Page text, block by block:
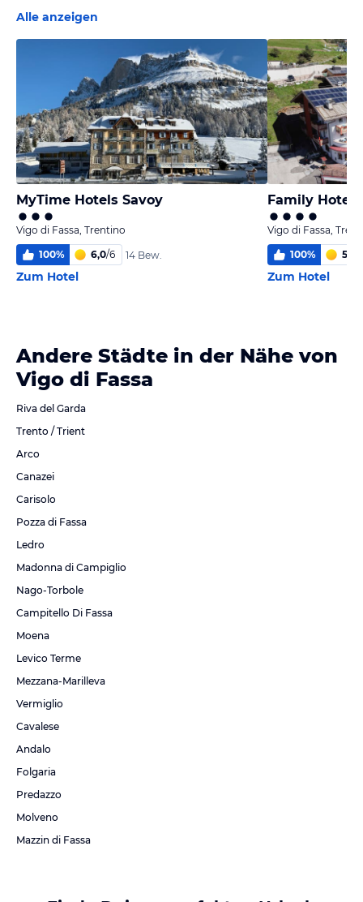
Alle anzeigen
MyTime Hotels Savoy
Vigo di Fassa, Trentino
100% 6,0/6 14 Bew.
Zum Hotel
Family Hotel
Vigo di Fassa,
100% 5,7
Zum Hotel
Andere Städte in der Nähe von
Vigo di Fassa
Riva del Garda
Trento / Trient
Arco
Canazei
Carisolo
Pozza di Fassa
Ledro
Madonna di Campiglio
Nago-Torbole
Campitello Di Fassa
Moena
Levico Terme
Mezzana-Marilleva
Vermiglio
Cavalese
Andalo
Folgaria
Predazzo
Molveno
Mazzin di Fassa